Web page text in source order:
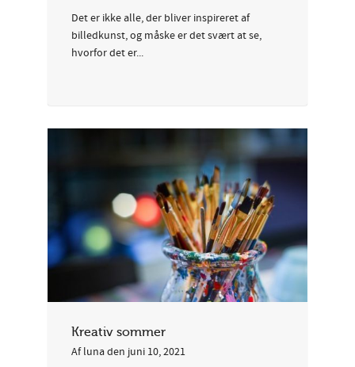
Det er ikke alle, der bliver inspireret af
billedkunst, og måske er det svært at se,
hvorfor det er...
Kreativ sommer
Aflunaden juni 10, 2021